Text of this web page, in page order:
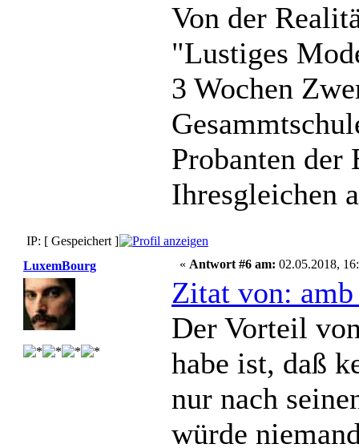
Von der
"Lustiges
3 Wochen
Probanten
Ihresgleichen
IP: [ Gespeichert ]
LuxemBourg
« Antwort #6 am: 02.05.2018,
Zitat von:
Der Vorteil
habe ist, daß
nur nach
würde